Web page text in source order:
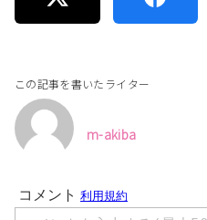
この記事を書いたライター
m-akiba